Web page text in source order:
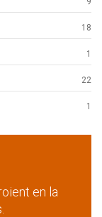
18
1
22
1
en la